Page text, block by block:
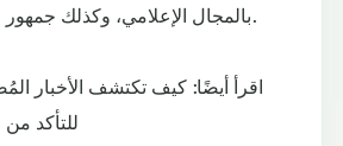
بالمجال الإعلامي، وكذلك جمهور مستخدمي الإنترنت.
اقرأ أيضًا: كيف تكتشف الأخبار
للتأكد